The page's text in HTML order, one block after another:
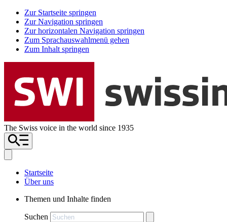
Zur Startseite springen
Zur Navigation springen
Zur horizontalen Navigation springen
Zum Sprachauswahlmenü gehen
Zum Inhalt springen
The Swiss voice in the world since 1935
Startseite
Über uns
Themen und Inhalte finden
Suchen